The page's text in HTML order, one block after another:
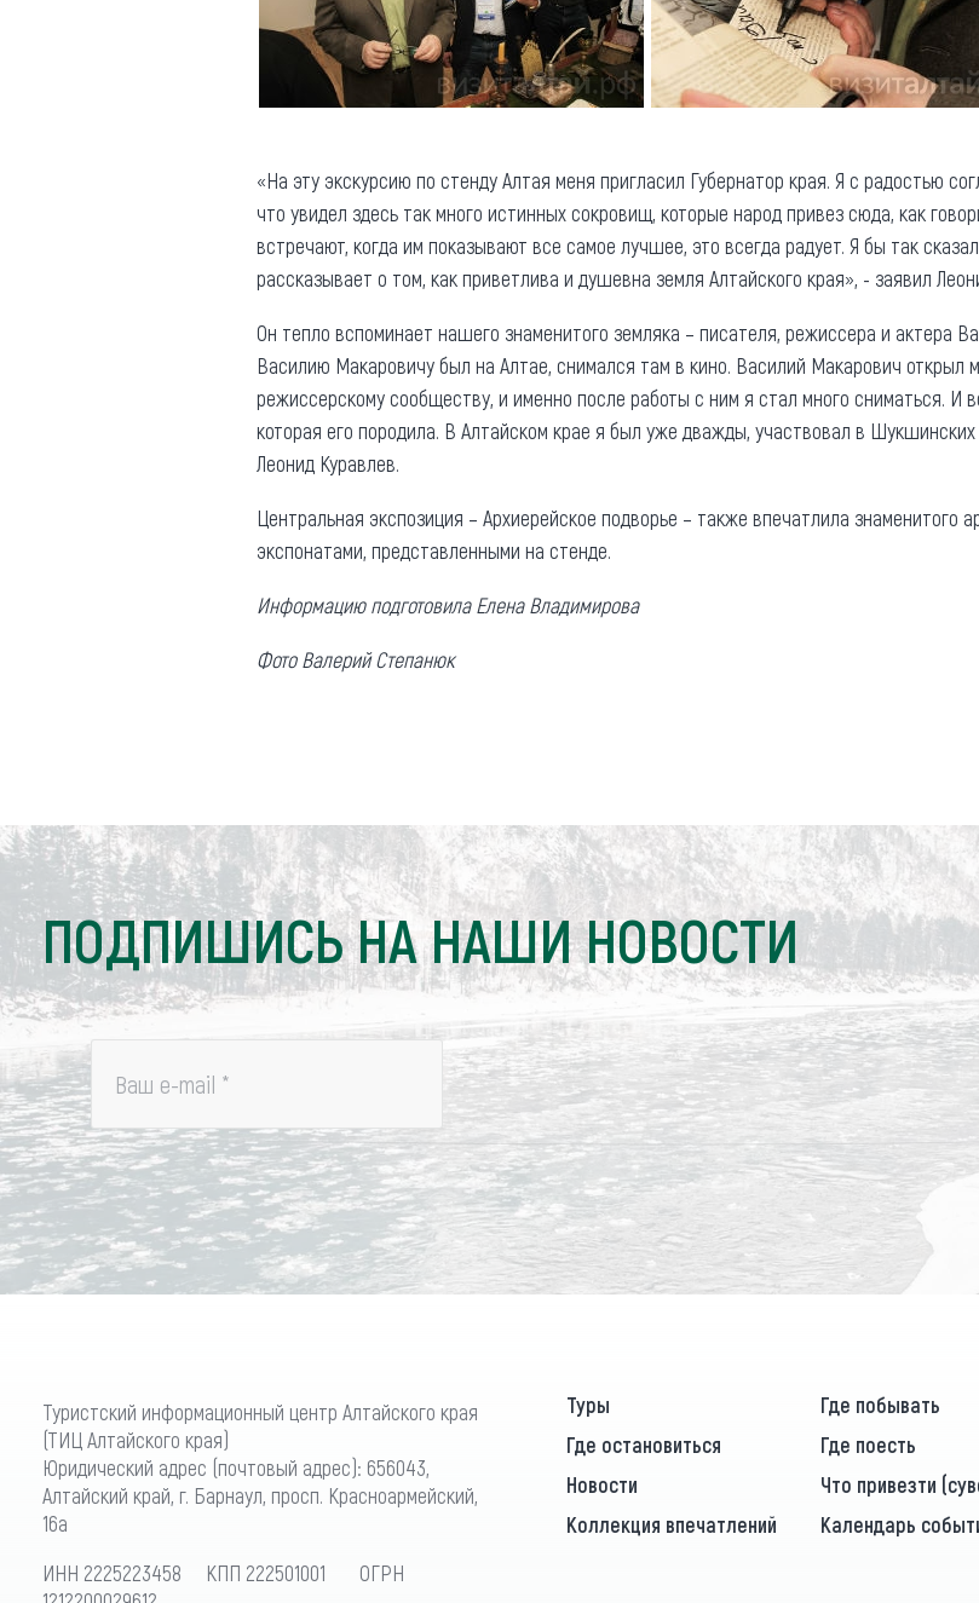
«На эту экскурсию по стенду Алтая меня пригласил Губернатор края. Я с радостью
что увидел здесь так много истинных сокровищ, которые народ привез сюда, как
встречают, когда им показывают все самое лучшее, это всегда радует. Я бы так
рассказывает о том, как приветлива и душевна земля Алтайского края», - заявил
Он тепло вспоминает нашего знаменитого земляка – писателя, режиссера и актера
Василию Макаровичу был на Алтае, снимался там в кино. Василий Макарович открыл
режиссерскому сообществу, и именно после работы с ним я стал много сниматься. И
которая его породила. В Алтайском крае я был уже дважды, участвовал в
Леонид Куравлев.
Центральная экспозиция – Архиерейское подворье – также впечатлила знаменитого
экспонатами, представленными на стенде.
Информацию подготовила Елена Владимирова
Фото Валерий Степанюк
ПОДПИШИСЬ НА НАШИ НОВОСТИ
Ваш e-mail *
Туристский информационный центр Алтайского края
(ТИЦ Алтайского края)
Юридический адрес (почтовый адрес): 656043,
Алтайский край, г. Барнаул, просп. Красноармейский,
16а
ИНН 2225223458 КПП 222501001 ОГРН
Туры Где побывать
Где остановиться
Где поесть
Новости
Что привезти
Коллекция впечатлений
Календарь